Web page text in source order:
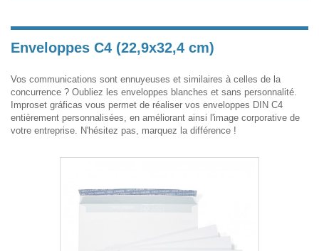
Enveloppes C4 (22,9x32,4 cm)
Vos communications sont ennuyeuses et similaires à celles de la
concurrence ? Oubliez les enveloppes blanches et sans personnalité.
Improset gráficas vous permet de réaliser vos enveloppes DIN C4
entièrement personnalisées, en améliorant ainsi l'image corporative de
votre entreprise. N'hésitez pas, marquez la différence !